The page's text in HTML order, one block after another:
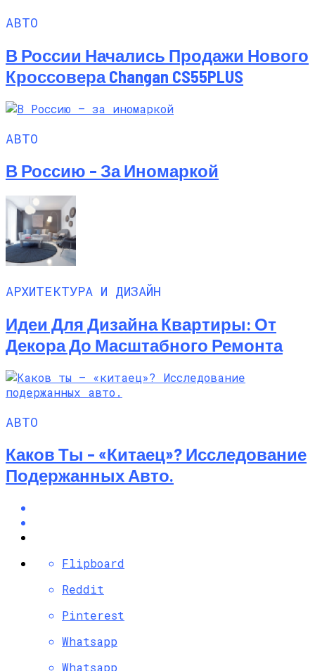
АВТО
В России Начались Продажи Нового
Кроссовера Changan CS55PLUS
АВТО
В Россию – За Иномаркой
АРХИТЕКТУРА И ДИЗАЙН
Идеи Для Дизайна Квартиры: От
Декора До Масштабного Ремонта
АВТО
Каков Ты – «китаец»? Исследование
Подержанных Авто.
Flipboard
Reddit
Pinterest
Whatsapp
Whatsapp